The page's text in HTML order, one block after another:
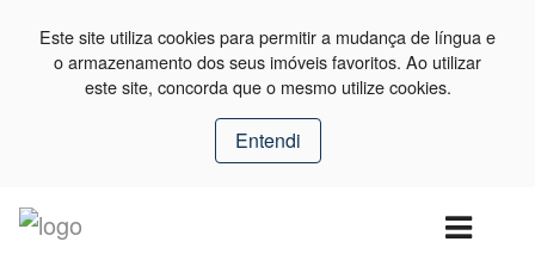
Este site utiliza cookies para permitir a mudança de língua e
o armazenamento dos seus imóveis favoritos. Ao utilizar
este site, concorda que o mesmo utilize cookies.
Entendi